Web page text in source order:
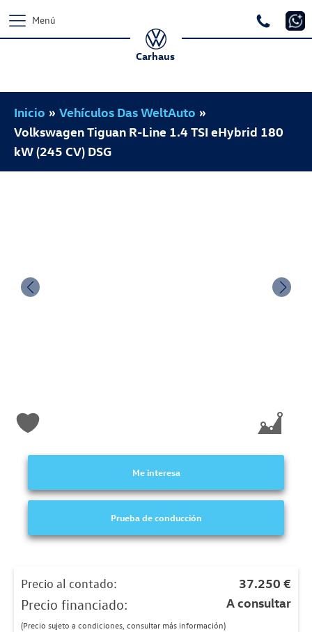
Menú
Carhaus
Inicio » Vehículos Das WeltAuto »
Volkswagen Tiguan R-Line 1.4 TSI eHybrid 180
kW (245 CV) DSG
Me interesa
Prueba de conducción
Precio al contado: 37.250 €
Precio financiado: A consultar
(Precio sujeto a condiciones, consultar más información)